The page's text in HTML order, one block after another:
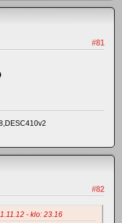
#81
#82
- klo: 23.16